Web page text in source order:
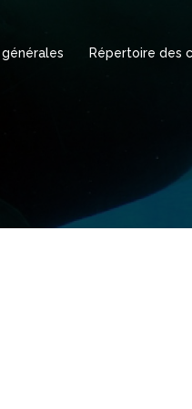
Répertoire des